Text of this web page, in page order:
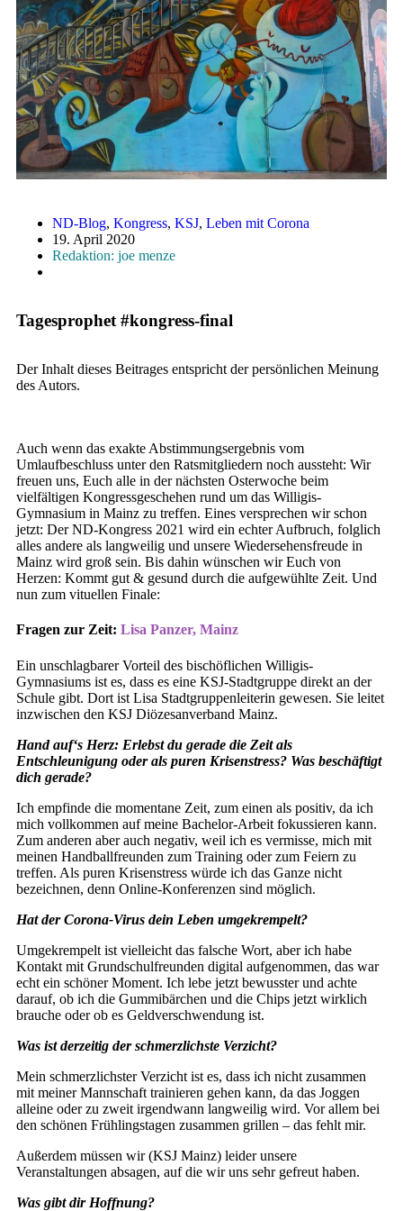
ND-Blog, Kongress, KSJ, Leben mit Corona
19. April 2020
Redaktion: joe menze
Tagesprophet #kongress-final
Der Inhalt dieses Beitrages entspricht der persönlichen Meinung
des Autors.
Auch wenn das exakte Abstimmungsergebnis vom
Umlaufbeschluss unter den Ratsmitgliedern noch aussteht: Wir
freuen uns, Euch alle in der nächsten Osterwoche beim
vielfältigen Kongressgeschehen rund um das Willigis-
Gymnasium in Mainz zu treffen. Eines versprechen wir schon
jetzt: Der ND-Kongress 2021 wird ein echter Aufbruch, folglich
alles andere als langweilig und unsere Wiedersehensfreude in
Mainz wird groß sein. Bis dahin wünschen wir Euch von
Herzen: Kommt gut & gesund durch die aufgewühlte Zeit. Und
nun zum vituellen Finale:
Fragen zur Zeit: Lisa Panzer, Mainz
Ein unschlagbarer Vorteil des bischöflichen Willigis-
Gymnasiums ist es, dass es eine KSJ-Stadtgruppe direkt an der
Schule gibt. Dort ist Lisa Stadtgruppenleiterin gewesen. Sie leitet
inzwischen den KSJ Diözesanverband Mainz.
Hand auf‘s Herz: Erlebst du gerade die Zeit als
Entschleunigung oder als puren Krisenstress? Was beschäftigt
dich gerade?
Ich empfinde die momentane Zeit, zum einen als positiv, da ich
mich vollkommen auf meine Bachelor-Arbeit fokussieren kann.
Zum anderen aber auch negativ, weil ich es vermisse, mich mit
meinen Handballfreunden zum Training oder zum Feiern zu
treffen. Als puren Krisenstress würde ich das Ganze nicht
bezeichnen, denn Online-Konferenzen sind möglich.
Hat der Corona-Virus dein Leben umgekrempelt?
Umgekrempelt ist vielleicht das falsche Wort, aber ich habe
Kontakt mit Grundschulfreunden digital aufgenommen, das war
echt ein schöner Moment. Ich lebe jetzt bewusster und achte
darauf, ob ich die Gummibärchen und die Chips jetzt wirklich
brauche oder ob es Geldverschwendung ist.
Was ist derzeitig der schmerzlichste Verzicht?
Mein schmerzlichster Verzicht ist es, dass ich nicht zusammen
mit meiner Mannschaft trainieren gehen kann, da das Joggen
alleine oder zu zweit irgendwann langweilig wird. Vor allem bei
den schönen Frühlingstagen zusammen grillen – das fehlt mir.
Außerdem müssen wir (KSJ Mainz) leider unsere
Veranstaltungen absagen, auf die wir uns sehr gefreut haben.
Was gibt dir Hoffnung?